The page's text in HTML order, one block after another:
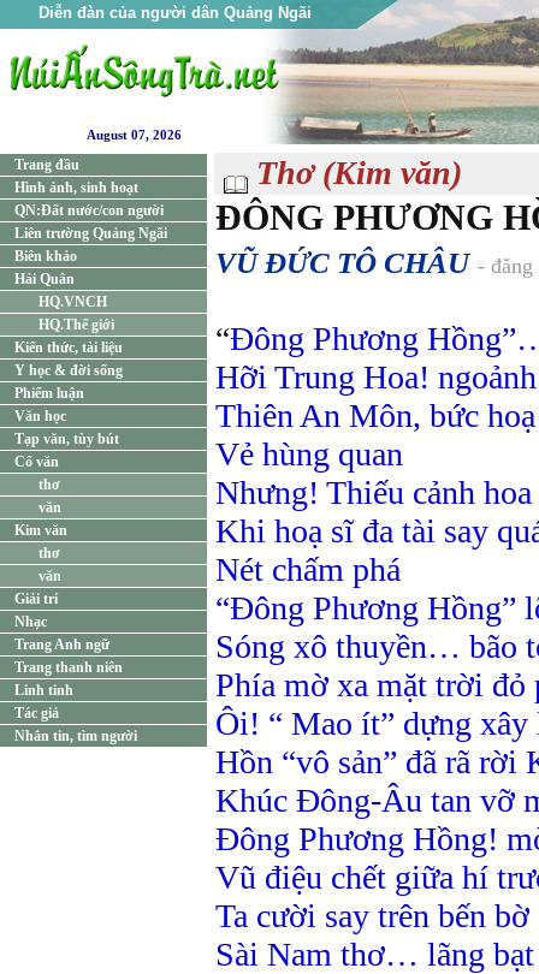
Diễn đàn của người dân Quảng Ngãi
August 07, 2026
Trang đầu
Hình ảnh, sinh hoạt
QN:Đất nước/con người
Liên trường Quảng Ngãi
Biên khảo
Hải Quân
HQ.VNCH
HQ.Thế giới
Kiến thức, tài liệu
Y học & đời sống
Phiếm luận
Văn học
Tạp văn, tùy bút
Cổ văn
thơ
văn
Kim văn
thơ
văn
Giải trí
Nhạc
Trang Anh ngữ
Trang thanh niên
Linh tinh
Tác giả
Nhắn tin, tìm người
Thơ (Kim văn)
ĐÔNG PHƯƠNG
VŨ ĐỨC TÔ CHÂU -
“Đông Phương
Hỡi Trung Hoa!
Thiên An Môn, bức
Vẻ hùng quan
Nhưng! Thiếu cảnh
Khi hoạ sĩ đa tài say
Nét chấm phá
“Đông Phương
Sóng xô thuyền… bão
Phía mờ xa mặt trời đỏ
Ôi! “ Mao ít” dựng xây
Hồn “vô sản” đã rã rời
Khúc Đông-Âu tan vỡ
Đông Phương Hồng!
Vũ điệu chết giữa hí
Ta cười say trên bến bờ
Sài Nam thơ… lãng bạt